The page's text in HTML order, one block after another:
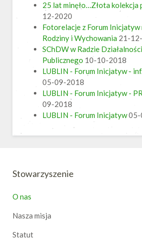
25 lat minęło…Złota kolekcja
12-2020
Fotorelacje z Forum Inicjatyw
Rodziny i Wychowania 21-
SChDW w Radzie
Publicznego 10-10-2018
LUBLIN - Forum Inicjatyw -
05-09-2018
LUBLIN - Forum Inicjatyw -
09-2018
LUBLIN - Forum Inicjatyw05-
Stowarzyszenie
O nas
Nasza misja
Statut